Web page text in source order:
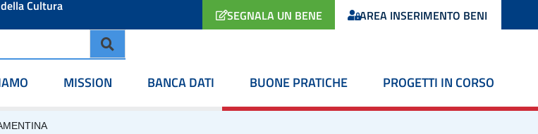
Cultura
SEGNALA UN BENE AREA INSERIMENTO BENI
MISSION BANCA DATI BUONE PRATICHE PROGETTI IN CORSO